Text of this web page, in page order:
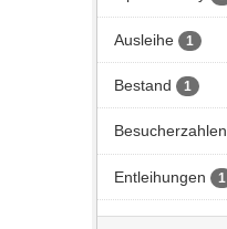
Ausleihe 1
Bestand 1
Besucherzahlen
Entleihungen 1